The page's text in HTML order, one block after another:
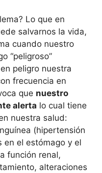
Lo que en
salvarnos la vida,
cuando nuestro
“peligroso”
peligro nuestra
frecuencia en
que nuestro
alerta lo cual tiene
nuestra salud:
(hipertensión
en el estómago y el
función renal,
alteraciones